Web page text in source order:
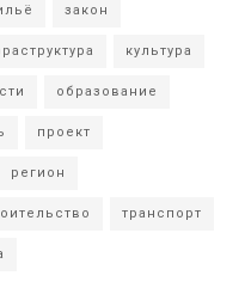
закон
культура
образование
проект
регион
транспорт